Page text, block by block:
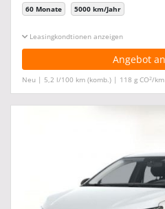
60 Monate 5000 km/Jahr
Leasingkonditionen ein-/ausblenden
Angebot
Neu | 5,2 l/100 km (komb.) | 118 g CO2/